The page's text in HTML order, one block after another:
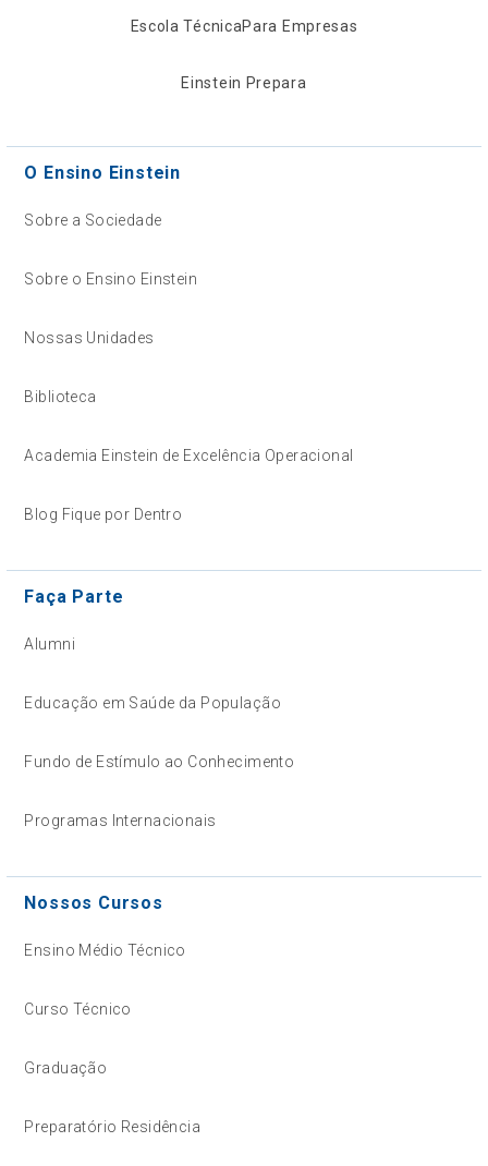
Escola TécnicaPara Empresas
Einstein Prepara
O Ensino Einstein
Sobre a Sociedade
Sobre o Ensino Einstein
Nossas Unidades
Biblioteca
Academia Einstein de Excelência Operacional
Blog Fique por Dentro
Faça Parte
Alumni
Educação em Saúde da População
Fundo de Estímulo ao Conhecimento
Programas Internacionais
Nossos Cursos
Ensino Médio Técnico
Curso Técnico
Graduação
Preparatório Residência